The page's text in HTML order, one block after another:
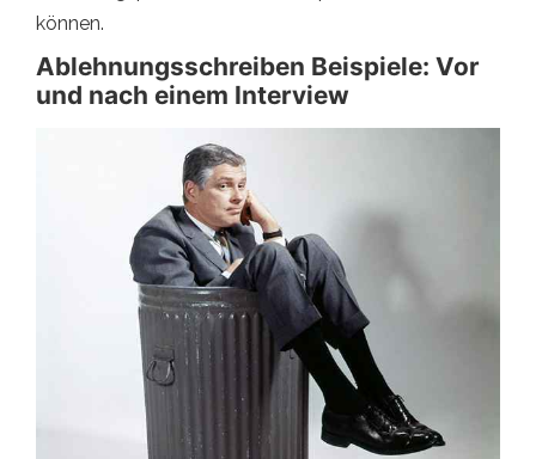
können.
Ablehnungsschreiben Beispiele: Vor
und nach einem Interview